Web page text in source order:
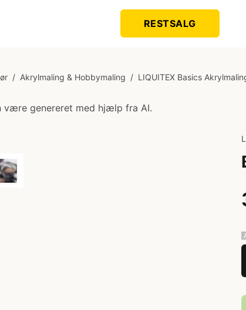
RESTSALG
/ Akrylmaling & Hobbymaling / LIQUITEX Basics
være genereret med hjælp fra AI.